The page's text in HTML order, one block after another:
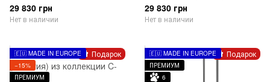
29 830 грн
Нет в наличии
29 830 грн
Нет в наличии
Подарок
🇪🇺 MADE IN EUROPE
−15%
ПРЕМИУМ
Подарок
🇪🇺 MADE IN EUROPE
ПРЕМИУМ
6